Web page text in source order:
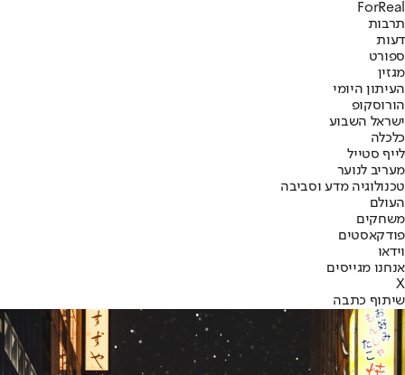
ForReal
תרבות
דעות
ספורט
מגזין
העיתון היומי
הורוסקופ
ישראל השבוע
כלכלה
לייף סטייל
מעריב לנוער
טכנולוגיה מדע וסביבה
העולם
משחקים
פודקאסטים
וידאו
אנחנו מגייסים
X
שיתוף כתבה